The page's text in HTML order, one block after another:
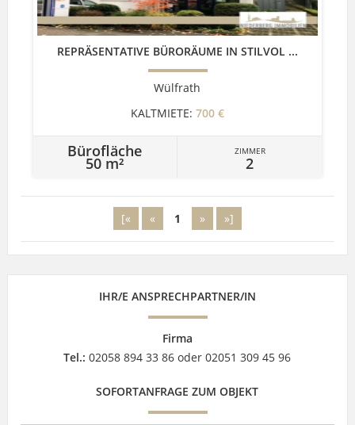
REPRÄSENTATIVE BÜRORÄUME IN STILVOL ...
Wülfrath
KALTMIETE: 700 €
Bürofläche
50 m²
ZIMMER
2
[« « 1 » »]
IHR/E ANSPRECHPARTNER/IN
Firma
Tel.: 02058 894 33 86 oder 02051 309 45 96
SOFORTANFRAGE ZUM OBJEKT